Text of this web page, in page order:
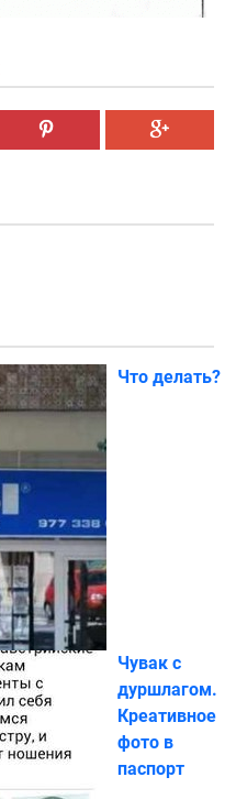
Что делать?
Чувак с
дуршлагом.
Креативное
фото в
паспорт